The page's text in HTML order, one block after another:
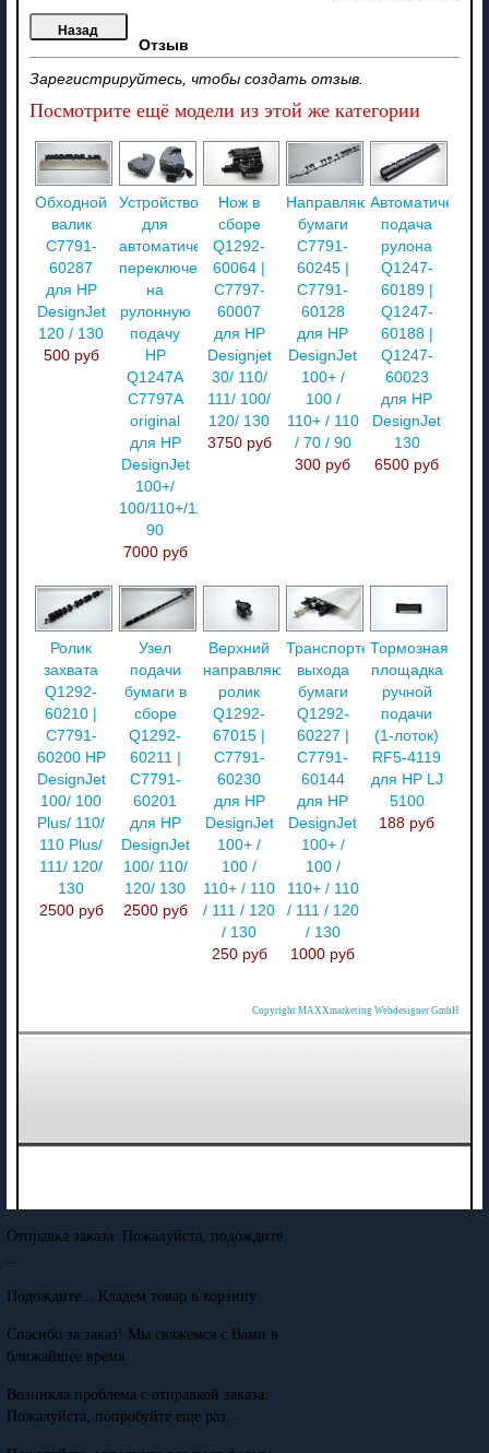
Отзыв
Зарегистрируйтесь, чтобы создать отзыв.
Посмотрите ещё модели из этой же категории
Обходной
валик
C7791-
60287
для HP
DesignJet
120 / 130
500 руб
Устройство
для
автоматического
переключения
на
рулонную
подачу
HP
Q1247A
C7797A
original
для HP
DesignJet
100+/
100/110+/110/70/
90
7000 руб
Нож в
сборе
Q1292-
60064 |
C7797-
60007
для HP
Designjet
30/ 110/
111/ 100/
120/ 130
3750 руб
Направляющая
бумаги
C7791-
60245 |
C7791-
60128
для HP
DesignJet
100+ /
100 /
110+ / 110
/ 70 / 90
300 руб
Автоматическая
подача
рулона
Q1247-
60189 |
Q1247-
60188 |
Q1247-
60023
для HP
DesignJet
130
6500 руб
Ролик
захвата
Q1292-
60210 |
C7791-
60200 HP
DesignJet
100/ 100
Plus/ 110/
110 Plus/
111/ 120/
130
2500 руб
Узел
подачи
бумаги в
сборе
Q1292-
60211 |
C7791-
60201
для HP
DesignJet
100/ 110/
120/ 130
2500 руб
Верхний
направляющий
ролик
Q1292-
67015 |
C7791-
60230
для HP
DesignJet
100+ /
100 /
110+ / 110
/ 111 / 120
/ 130
250 руб
Транспортер
выхода
бумаги
Q1292-
60227 |
C7791-
60144
для HP
DesignJet
100+ /
100 /
110+ / 110
/ 111 / 120
/ 130
1000 руб
Тормозная
площадка
ручной
подачи
(1-лоток)
RF5-4119
для HP LJ
5100
188 руб
Copyright MAXXmarketing Webdesigner GmbH
Отправка заказа. Пожалуйста, подождите
...
Подождите... Кладем товар в корзину
Спасибо за заказ! Мы свяжемся с Вами в
ближайшее время
Возникла проблема с отправкой заказа.
Пожалуйста, попробуйте еще раз.